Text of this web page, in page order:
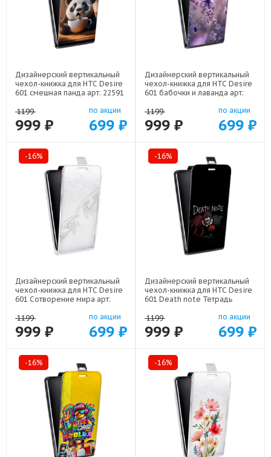
Дизайнерский вертикальный
чехол-книжка для HTC Desire
601 смешная панда арт: 22591
1199
999 ₽
по акции
699 ₽
Дизайнерский вертикальный
чехол-книжка для HTC Desire
601 бабочки и лаванда арт:
1199
999 ₽
по акции
699 ₽
-16%
Дизайнерский вертикальный
чехол-книжка для HTC Desire
601 Сотворение мира арт:
1199
999 ₽
по акции
699 ₽
-16%
Дизайнерский вертикальный
чехол-книжка для HTC Desire
601 Death note Тетрадь
1199
999 ₽
по акции
699 ₽
-16% -16%